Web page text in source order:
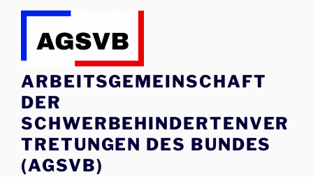
Zum
springen
ARBEITSGEMEINSCHAFT
DER
SCHWERBEHINDERTENVER
TRETUNGEN DES BUNDES
(AGSVB)